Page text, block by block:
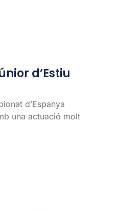
d’Estiu
d’Espanya
una actuació molt